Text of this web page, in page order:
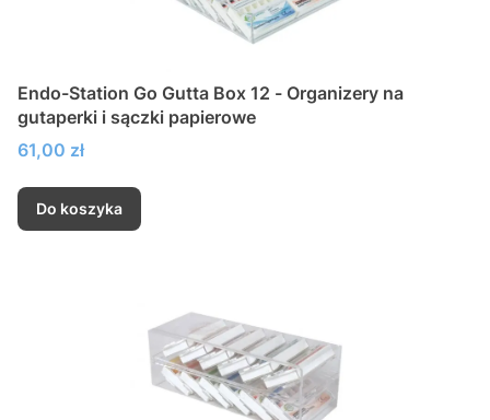
Endo-Station Go Gutta Box 12 - Organizery na
gutaperki i sączki papierowe
Cena
61,00 zł
Do koszyka